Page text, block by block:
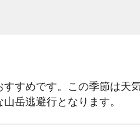
すめです。この季節は天
岳逃避行となります。